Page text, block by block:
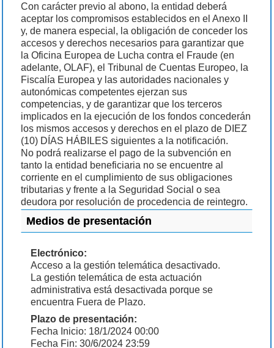
Con carácter previo al abono, la entidad deberá
aceptar los compromisos establecidos en el Anexo II
y, de manera especial, la obligación de conceder los
accesos y derechos necesarios para garantizar que
la Oficina Europea de Lucha contra el Fraude (en
adelante, OLAF), el Tribunal de Cuentas Europeo, la
Fiscalía Europea y las autoridades nacionales y
autonómicas competentes ejerzan sus
competencias, y de garantizar que los terceros
implicados en la ejecución de los fondos concederán
los mismos accesos y derechos en el plazo de DIEZ
(10) DÍAS HÁBILES siguientes a la notificación.
No podrá realizarse el pago de la subvención en
tanto la entidad beneficiaria no se encuentre al
corriente en el cumplimiento de sus obligaciones
tributarias y frente a la Seguridad Social o sea
deudora por resolución de procedencia de reintegro.
Medios de presentación
Electrónico:
Acceso a la gestión telemática desactivado.
La gestión telemática de esta actuación
administrativa está desactivada porque se
encuentra Fuera de Plazo.
Plazo de presentación:
Fecha Inicio: 18/1/2024 00:00
Fecha Fin: 30/6/2024 23:59